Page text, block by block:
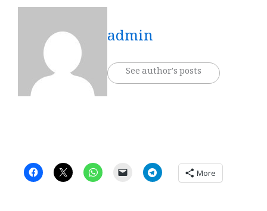
admin
See author's posts
More